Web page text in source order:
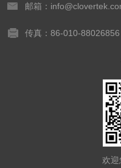
邮箱：
传真：86-010-88026856
欢迎